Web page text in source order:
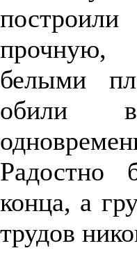
прочную,
белыми
обили
Радостно
конца, а
трудов